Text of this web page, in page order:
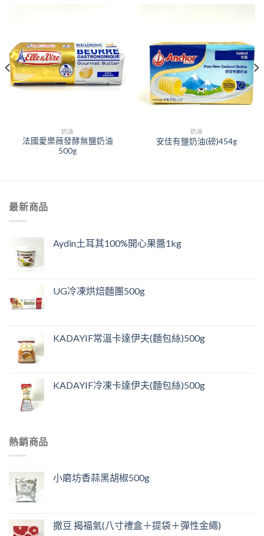
奶油
法國愛樂薇發酵無鹽奶油
500g
奶油
安佳有鹽奶油(磅)454g
最新商品
Aydin土耳其100%開心果醬1kg
UG冷凍烘焙麵團500g
KADAYIF常溫卡達伊夫(麵包絲)500g
KADAYIF冷凍卡達伊夫(麵包絲)500g
熱銷商品
小磨坊香蒜黑胡椒500g
撒豆 揭福氣(八寸禮盒＋提袋＋彈性金繩)